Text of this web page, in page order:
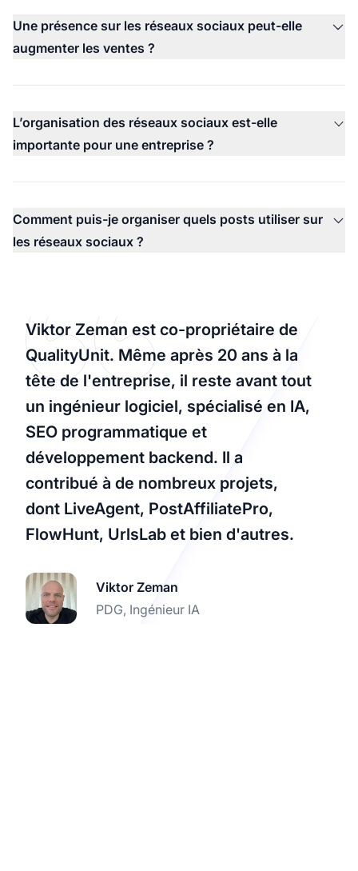
Une présence sur les réseaux sociaux peut-elle
augmenter les ventes ?
L’organisation des réseaux sociaux est-elle
importante pour une entreprise ?
Comment puis-je organiser quels posts utiliser sur
les réseaux sociaux ?
Viktor Zeman est co-propriétaire de
QualityUnit. Même après 20 ans à la
tête de l'entreprise, il reste avant tout
un ingénieur logiciel, spécialisé en IA,
SEO programmatique et
développement backend. Il a
contribué à de nombreux projets,
dont LiveAgent, PostAffiliatePro,
FlowHunt, UrlsLab et bien d'autres.
Viktor Zeman
PDG, Ingénieur IA